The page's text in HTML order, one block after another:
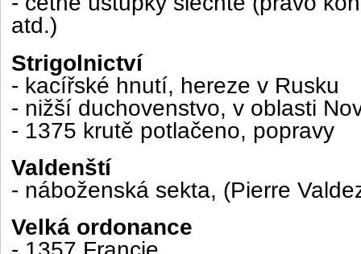
atd.)
Strigolnictví
- kacířské hnutí, hereze v Rusku
- nižší duchovenstvo, v oblasti
- 1375 krutě potlačeno, popravy
Valdenští
- náboženská sekta, (Pierre
Velká ordonance